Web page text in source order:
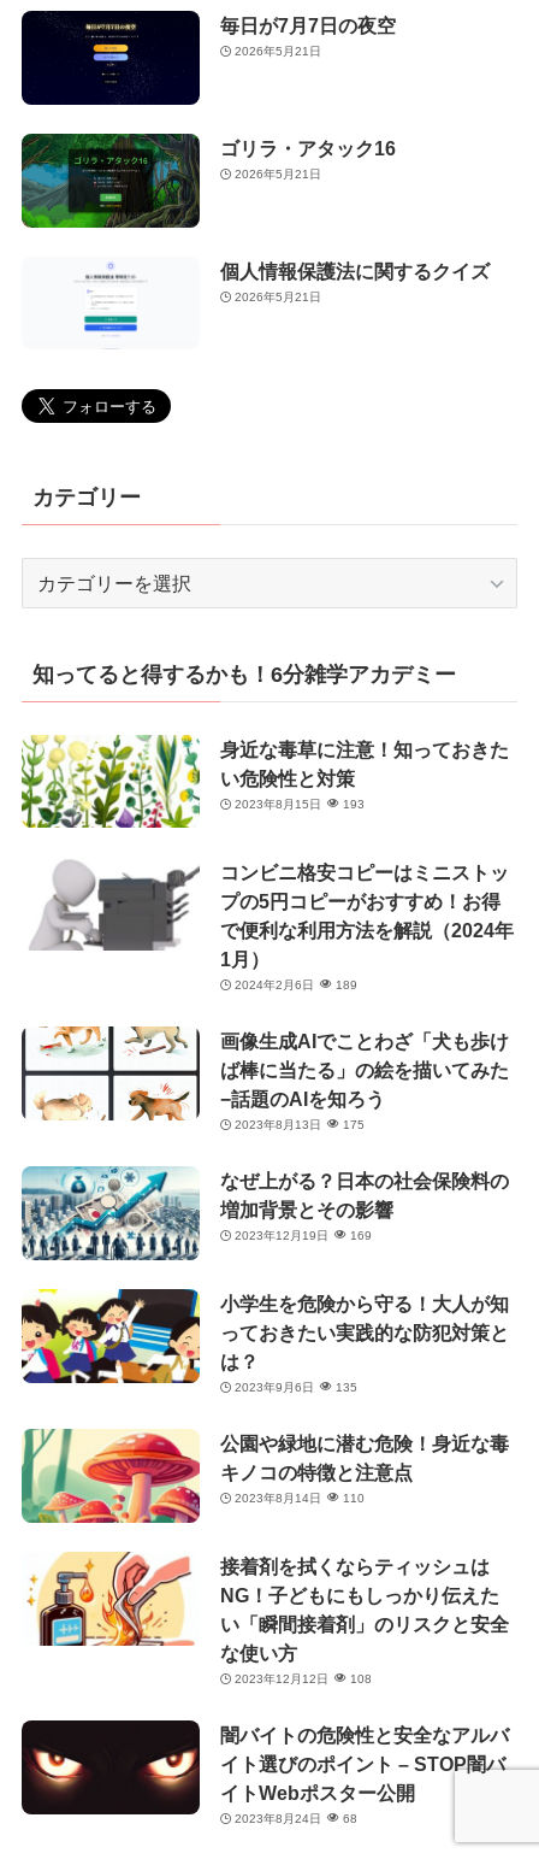
毎日が7月7日の夜空
2026年5月21日
ゴリラ・アタック16
2026年5月21日
個人情報保護法に関するクイズ
2026年5月21日
カテゴリー
リ
ー
知ってると得するかも！6分雑学アカデミー
身近な毒草に注意！知っておきた
い危険性と対策
2023年8月15日 193
コンビニ格安コピーはミニストッ
プの5円コピーがおすすめ！お得
で便利な利用方法を解説（2024年
1月）
2024年2月6日 189
画像生成AIでことわざ「犬も歩け
ば棒に当たる」の絵を描いてみた
−話題のAIを知ろう
2023年8月13日 175
なぜ上がる？日本の社会保険料の
増加背景とその影響
2023年12月19日 169
小学生を危険から守る！大人が知
っておきたい実践的な防犯対策と
は？
2023年9月6日 135
公園や緑地に潜む危険！身近な毒
キノコの特徴と注意点
2023年8月14日 110
接着剤を拭くならティッシュは
NG！子どもにもしっかり伝えた
い「瞬間接着剤」のリスクと安全
な使い方
2023年12月12日 108
闇バイトの危険性と安全なアルバ
イト選びのポイント – STOP闇バ
イトWebポスター公開
2023年8月24日 68